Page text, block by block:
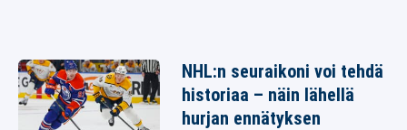
NHL:n seuraikoni voi tehdä
historiaa – näin lähellä
hurjan ennätyksen